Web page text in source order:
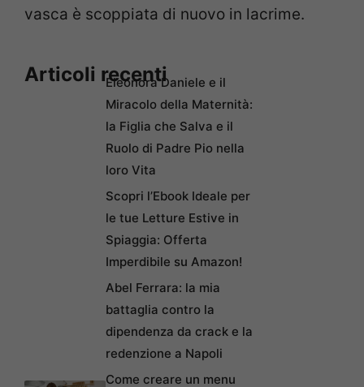
vasca è scoppiata di nuovo in lacrime.
Articoli recentiEleonora Daniele e il
Miracolo della Maternità:
la Figlia che Salva e il
Ruolo di Padre Pio nella
loro Vita
Scopri l’Ebook Ideale per
le tue Letture Estive in
Spiaggia: Offerta
Imperdibile su Amazon!
Abel Ferrara: la mia
battaglia contro la
dipendenza da crack e la
redenzione a Napoli
Come creare un menu